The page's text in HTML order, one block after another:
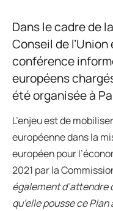
Dans le cadre de
Conseil de
conférence
européens
été organisée à
L’enjeu est de
européenne dans la
européen pour
2021 par la
également d’attendre
qu’elle pousse ce